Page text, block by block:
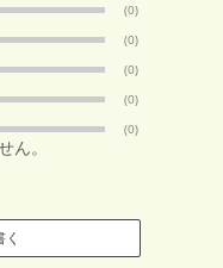
(0)
(0)
(0)
(0)
(0)
ん。